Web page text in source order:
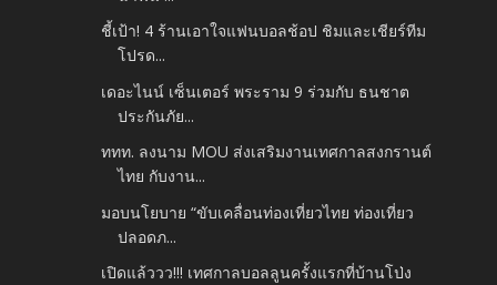
ชี้เป้า! 4 ร้านเอาใจแฟนบอลช้อป ชิมและเชียร์ทีม
โปรด...
เดอะไนน์ เซ็นเตอร์ พระราม 9 ร่วมกับ ธนชาต
ประกันภัย...
ททท. ลงนาม MOU ส่งเสริมงานเทศกาลสงกรานต์
ไทย กับงาน...
มอบนโยบาย “ขับเคลื่อนท่องเที่ยวไทย ท่องเที่ยว
ปลอดภ...
เปิดแล้ววว!!! เทศกาลบอลลูนครั้งแรกที่บ้านโป่ง